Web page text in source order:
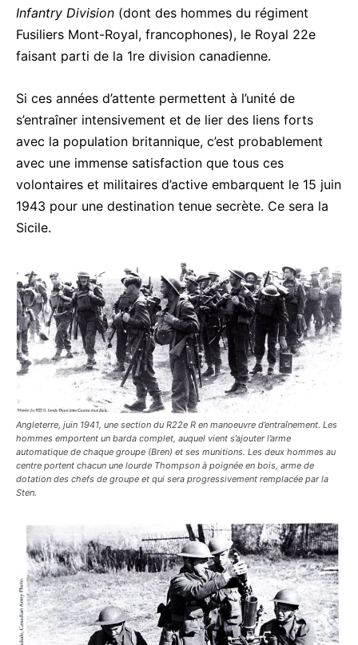
Infantry Division (dont des hommes du régiment
Fusiliers Mont-Royal, francophones), le Royal 22e
faisant parti de la 1re division canadienne.
Si ces années d’attente permettent à l’unité de
s’entraîner intensivement et de lier des liens forts
avec la population britannique, c’est probablement
avec une immense satisfaction que tous ces
volontaires et militaires d’active embarquent le 15 juin
1943 pour une destination tenue secrète. Ce sera la
Sicile.
Angleterre, juin 1941, une section du R22e R en manoeuvre d’entraînement. Les
hommes emportent un barda complet, auquel vient s’ajouter l’arme
automatique de chaque groupe (Bren) et ses munitions. Les deux hommes au
centre portent chacun une lourde Thompson à poignée en bois, arme de
dotation des chefs de groupe et qui sera progressivement remplacée par la
Sten.